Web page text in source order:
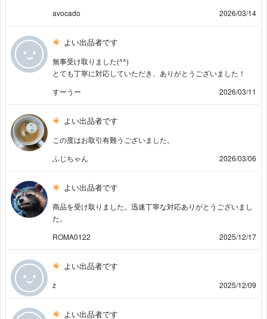
avocado
2026/03/14
よい出品者です
無事受け取りました(^^)
とても丁寧に対応していただき、ありがとうございました！
すーうー
2026/03/11
よい出品者です
この度はお取引有難うございました。
ふじちゃん
2026/03/06
よい出品者です
商品を受け取りました。迅速丁寧な対応ありがとうございまし
た。
ROMA0122
2025/12/17
よい出品者です
z 2025/12/09
よい出品者です